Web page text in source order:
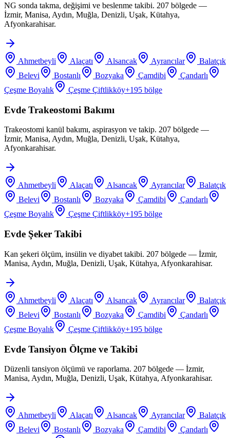
NG sonda takma, değişimi ve beslenme takibi. 207 bölgede —
İzmir, Manisa, Aydın, Muğla, Denizli, Uşak, Kütahya,
Afyonkarahisar.
Ahmetbeyli Alaçatı Alsancak Ayrancılar
Balatçık
Belevi
Bostanlı Bozyaka Çamdibi
Çandarlı
Çeşme Boyalık
Çeşme Çiftlikköy+195 bölge
Evde Trakeostomi Bakımı
Trakeostomi kanül bakımı, aspirasyon ve takip. 207 bölgede —
İzmir, Manisa, Aydın, Muğla, Denizli, Uşak, Kütahya,
Afyonkarahisar.
Ahmetbeyli Alaçatı Alsancak Ayrancılar
Balatçık
Belevi
Bostanlı Bozyaka Çamdibi
Çandarlı
Çeşme Boyalık
Çeşme Çiftlikköy+195 bölge
Evde Şeker Takibi
Kan şekeri ölçüm, insülin ve diyabet takibi. 207 bölgede — İzmir,
Manisa, Aydın, Muğla, Denizli, Uşak, Kütahya, Afyonkarahisar.
Ahmetbeyli Alaçatı Alsancak Ayrancılar
Balatçık
Belevi
Bostanlı Bozyaka Çamdibi
Çandarlı
Çeşme Boyalık
Çeşme Çiftlikköy+195 bölge
Evde Tansiyon Ölçme ve Takibi
Düzenli tansiyon ölçümü ve raporlama. 207 bölgede — İzmir,
Manisa, Aydın, Muğla, Denizli, Uşak, Kütahya, Afyonkarahisar.
Ahmetbeyli Alaçatı Alsancak Ayrancılar
Balatçık
Belevi
Bostanlı Bozyaka Çamdibi
Çandarlı